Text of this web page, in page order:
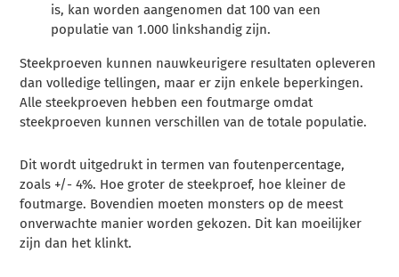
is, kan worden aangenomen dat 100 van een
populatie van 1.000 linkshandig zijn.
Steekproeven kunnen nauwkeurigere resultaten opleveren
dan volledige tellingen, maar er zijn enkele beperkingen.
Alle steekproeven hebben een foutmarge omdat
steekproeven kunnen verschillen van de totale populatie.
Dit wordt uitgedrukt in termen van foutenpercentage,
zoals +/- 4%. Hoe groter de steekproef, hoe kleiner de
foutmarge. Bovendien moeten monsters op de meest
onverwachte manier worden gekozen. Dit kan moeilijker
zijn dan het klinkt.